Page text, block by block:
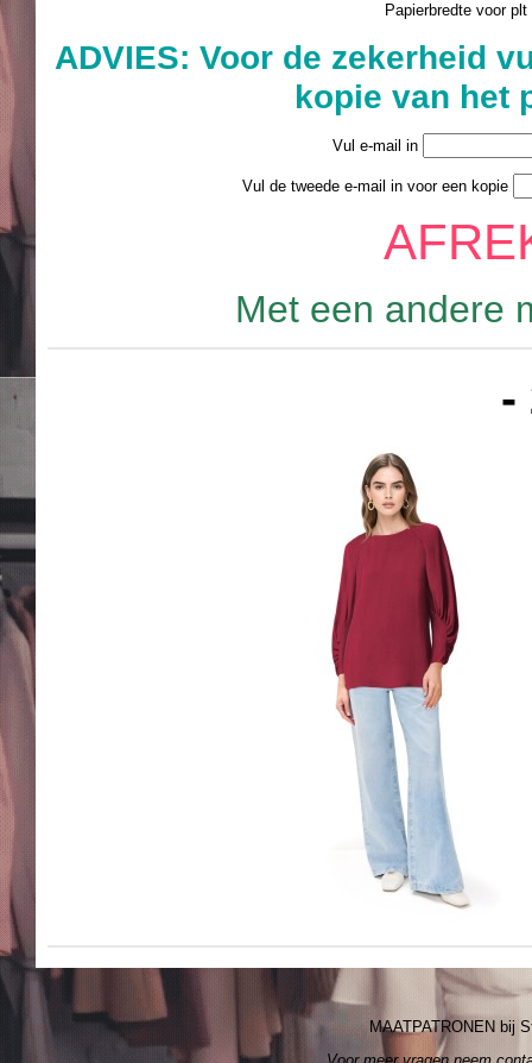
Papierbredte voor
ADVIES: Voor de zekerheid
kopie van het
Vul e-mail in
Vul de tweede e-mail in voor een kopie
Met een andere
-
MAATPATRONEN bij